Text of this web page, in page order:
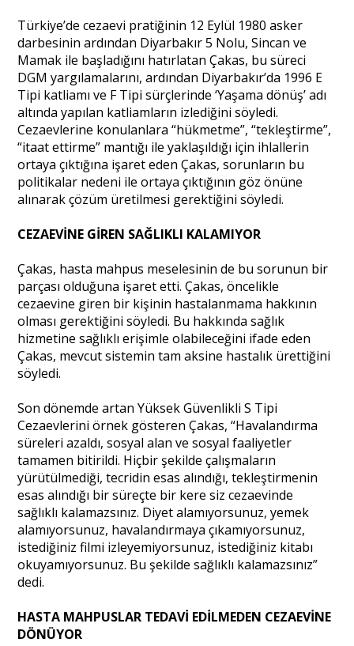
Türkiye’de cezaevi pratiğinin 12 Eylül 1980 asker
darbesinin ardından Diyarbakır 5 Nolu, Sincan ve
Mamak ile başladığını hatırlatan Çakas, bu süreci
DGM yargılamalarını, ardından Diyarbakır’da 1996 E
Tipi katliamı ve F Tipi sürçlerinde ‘Yaşama dönüş’ adı
altında yapılan katliamların izlediğini söyledi.
Cezaevlerine konulanlara “hükmetme”, “tekleştirme”,
“itaat ettirme” mantığı ile yaklaşıldığı için ihlallerin
ortaya çıktığına işaret eden Çakas, sorunların bu
politikalar nedeni ile ortaya çıktığının göz önüne
alınarak çözüm üretilmesi gerektiğini söyledi.
CEZAEVİNE GİREN SAĞLIKLI KALAMIYOR
Çakas, hasta mahpus meselesinin de bu sorunun bir
parçası olduğuna işaret etti. Çakas, öncelikle
cezaevine giren bir kişinin hastalanmama hakkının
olması gerektiğini söyledi. Bu hakkında sağlık
hizmetine sağlıklı erişimle olabileceğini ifade eden
Çakas, mevcut sistemin tam aksine hastalık ürettiğini
söyledi.
Son dönemde artan Yüksek Güvenlikli S Tipi
Cezaevlerini örnek gösteren Çakas, “Havalandırma
süreleri azaldı, sosyal alan ve sosyal faaliyetler
tamamen bitirildi. Hiçbir şekilde çalışmaların
yürütülmediği, tecridin esas alındığı, tekleştirmenin
esas alındığı bir süreçte bir kere siz cezaevinde
sağlıklı kalamazsınız. Diyet alamıyorsunuz, yemek
alamıyorsunuz, havalandırmaya çıkamıyorsunuz,
istediğiniz filmi izleyemiyorsunuz, istediğiniz kitabı
okuyamıyorsunuz. Bu şekilde sağlıklı kalamazsınız”
dedi.
HASTA MAHPUSLAR TEDAVİ EDİLMEDEN CEZAEVİNE
DÖNÜYOR